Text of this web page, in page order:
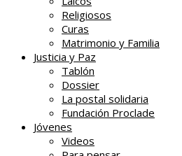
Religiosos
Curas
Matrimonio y Familia
Justicia y Paz
Tablón
Dossier
La postal solidaria
Fundación Proclade
Jóvenes
Videos